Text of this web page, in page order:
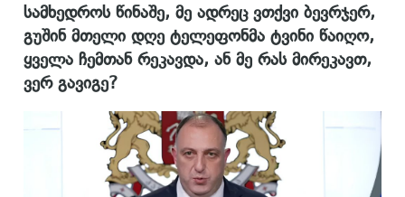
სამხედროს წინაშე, მე ადრეც ვთქვი ბევრჯერ,
გუშინ მთელი დღე ტელეფონმა ტვინი წაიღო,
ყველა ჩემთან რეკავდა, ან მე რას მირეკავთ,
ვერ გავიგე?